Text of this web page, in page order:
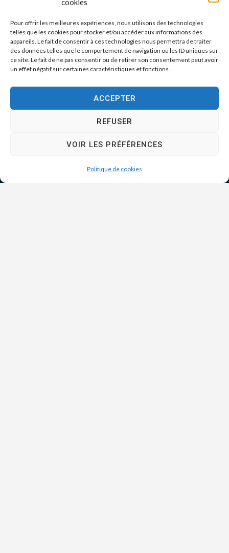
cookies
Pour offrir les meilleures expériences, nous utilisons des technologies
telles que les cookies pour stocker et/ou accéder aux informations des
appareils. Le fait de consentir à ces technologies nous permettra de traiter
des données telles que le comportement de navigation ou les ID uniques sur
ce site. Le fait de ne pas consentir ou de retirer son consentement peut avoir
un effet négatif sur certaines caractéristiques et fonctions.
ACCEPTER
REFUSER
VOIR LES PRÉFÉRENCES
Politique de cookies